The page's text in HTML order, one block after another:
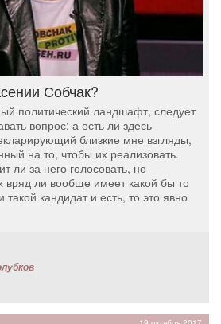
Собчак?
политический ландшафт, следует
вопрос: а есть ли здесь
близкие мне взгляды,
на то, чтобы их реализовать.
ли за него голосовать, но
вряд ли вообще имеет какой бы то
кандидат и есть, то это явно